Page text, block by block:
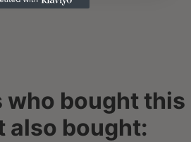
who bought this
also bought: